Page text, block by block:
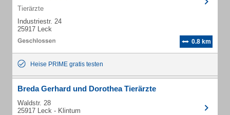
Tierärzte
Industriestr. 24
25917 Leck
0.8 km
Heise PRIME gratis testen
Breda Gerhard und Dorothea Tierärzte
Waldstr. 28
25917 Leck - Klintum